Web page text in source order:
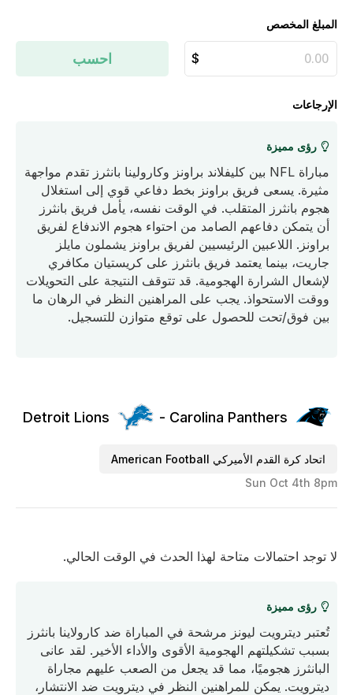
المبلغ المخصص
احسب
الإرجاعات
رؤى مميزة
مباراة NFL بين كليفلاند براونز وكارولينا بانثرز تقدم مواجهة
مثيرة. يسعى فريق براونز بخط دفاعي قوي إلى استغلال
هجوم بانثرز المتقلب. في الوقت نفسه، يأمل فريق بانثرز
أن يتمكن دفاعهم الصامد من احتواء هجوم الاندفاع لفريق
براونز. اللاعبين الرئيسيين لفريق براونز يشملون مايلز
جاريت، بينما يعتمد فريق بانثرز على كريستيان مكافري
لإشعال الشرارة الهجومية. قد تتوقف النتيجة على التحويلات
ووقت الاستحواذ. يجب على المراهنين النظر في الرهان ما
بين فوق/تحت للحصول على توقع متوازن للتسجيل.
Carolina Panthers -
Detroit Lions
اتحاد كرة القدم الأميركي American Football
Sun Oct 4th 8pm
لا توجد احتمالات متاحة لهذا الحدث في الوقت الحالي.
رؤى مميزة
تُعتبر ديترويت ليونز مرشحة في المباراة ضد كارولاينا بانثرز
بسبب تشكيلتهم الهجومية الأقوى والأداء الأخير. لقد عانى
البانثرز هجوميًا، مما قد يجعل من الصعب عليهم مجاراة
ديترويت. يمكن للمراهنين النظر في ديترويت ضد الانتشار،